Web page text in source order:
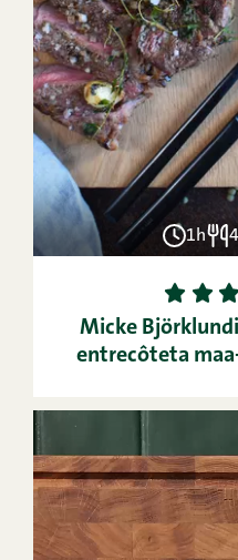
1h 4
1 2 3
Micke
entrecôteta